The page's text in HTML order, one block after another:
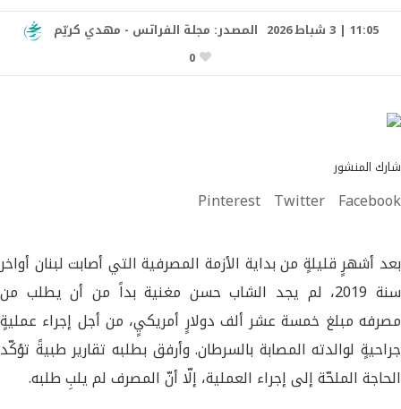
11:05 | 3 شباط 2026 المصدر: مجلة الفراتس - مهدي كريّم
0
شارك المنشور
Facebook
Twitter
Pinterest
بعد أشهرٍ قليلةٍ من بداية الأزمة المصرفية التي أصابت لبنان أواخر
سنة 2019، لم يجد الشاب حسن مغنية بداً من أن يطلب من
مصرفه مبلغ خمسة عشر ألف دولارٍ أمريكيٍ، من أجل إجراء عمليةٍ
جراحيةٍ لوالدته المصابة بالسرطان. وأرفق بطلبه تقارير طبيةً تؤكّد
الحاجة الملحّة إلى إجراء العملية، إلّا أنّ المصرف لم يلبِ طلبه.